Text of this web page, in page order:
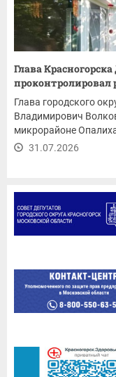
Глава
проконтролировал
ремонт...
Глава городского
Владимирович
микрорайоне
31.07.2026